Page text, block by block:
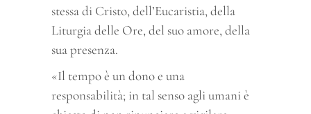
stessa di Cristo, dell’Eucaristia, della
Liturgia delle Ore, del suo amore, della
sua presenza.
«Il tempo è un dono e una
responsabilità; in tal senso agli umani è